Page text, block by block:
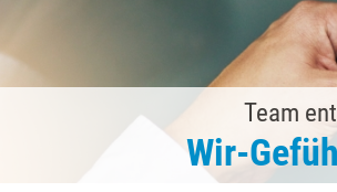
Team
Wir-